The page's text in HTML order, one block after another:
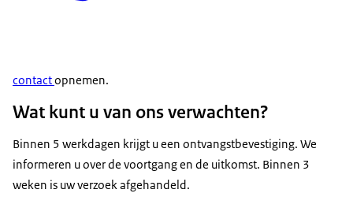
contactopnemen.
Wat kunt u van ons verwachten?
Binnen 5 werkdagen krijgt u een ontvangstbevestiging. We
informeren u over de voortgang en de uitkomst. Binnen 3
weken is uw verzoek afgehandeld.